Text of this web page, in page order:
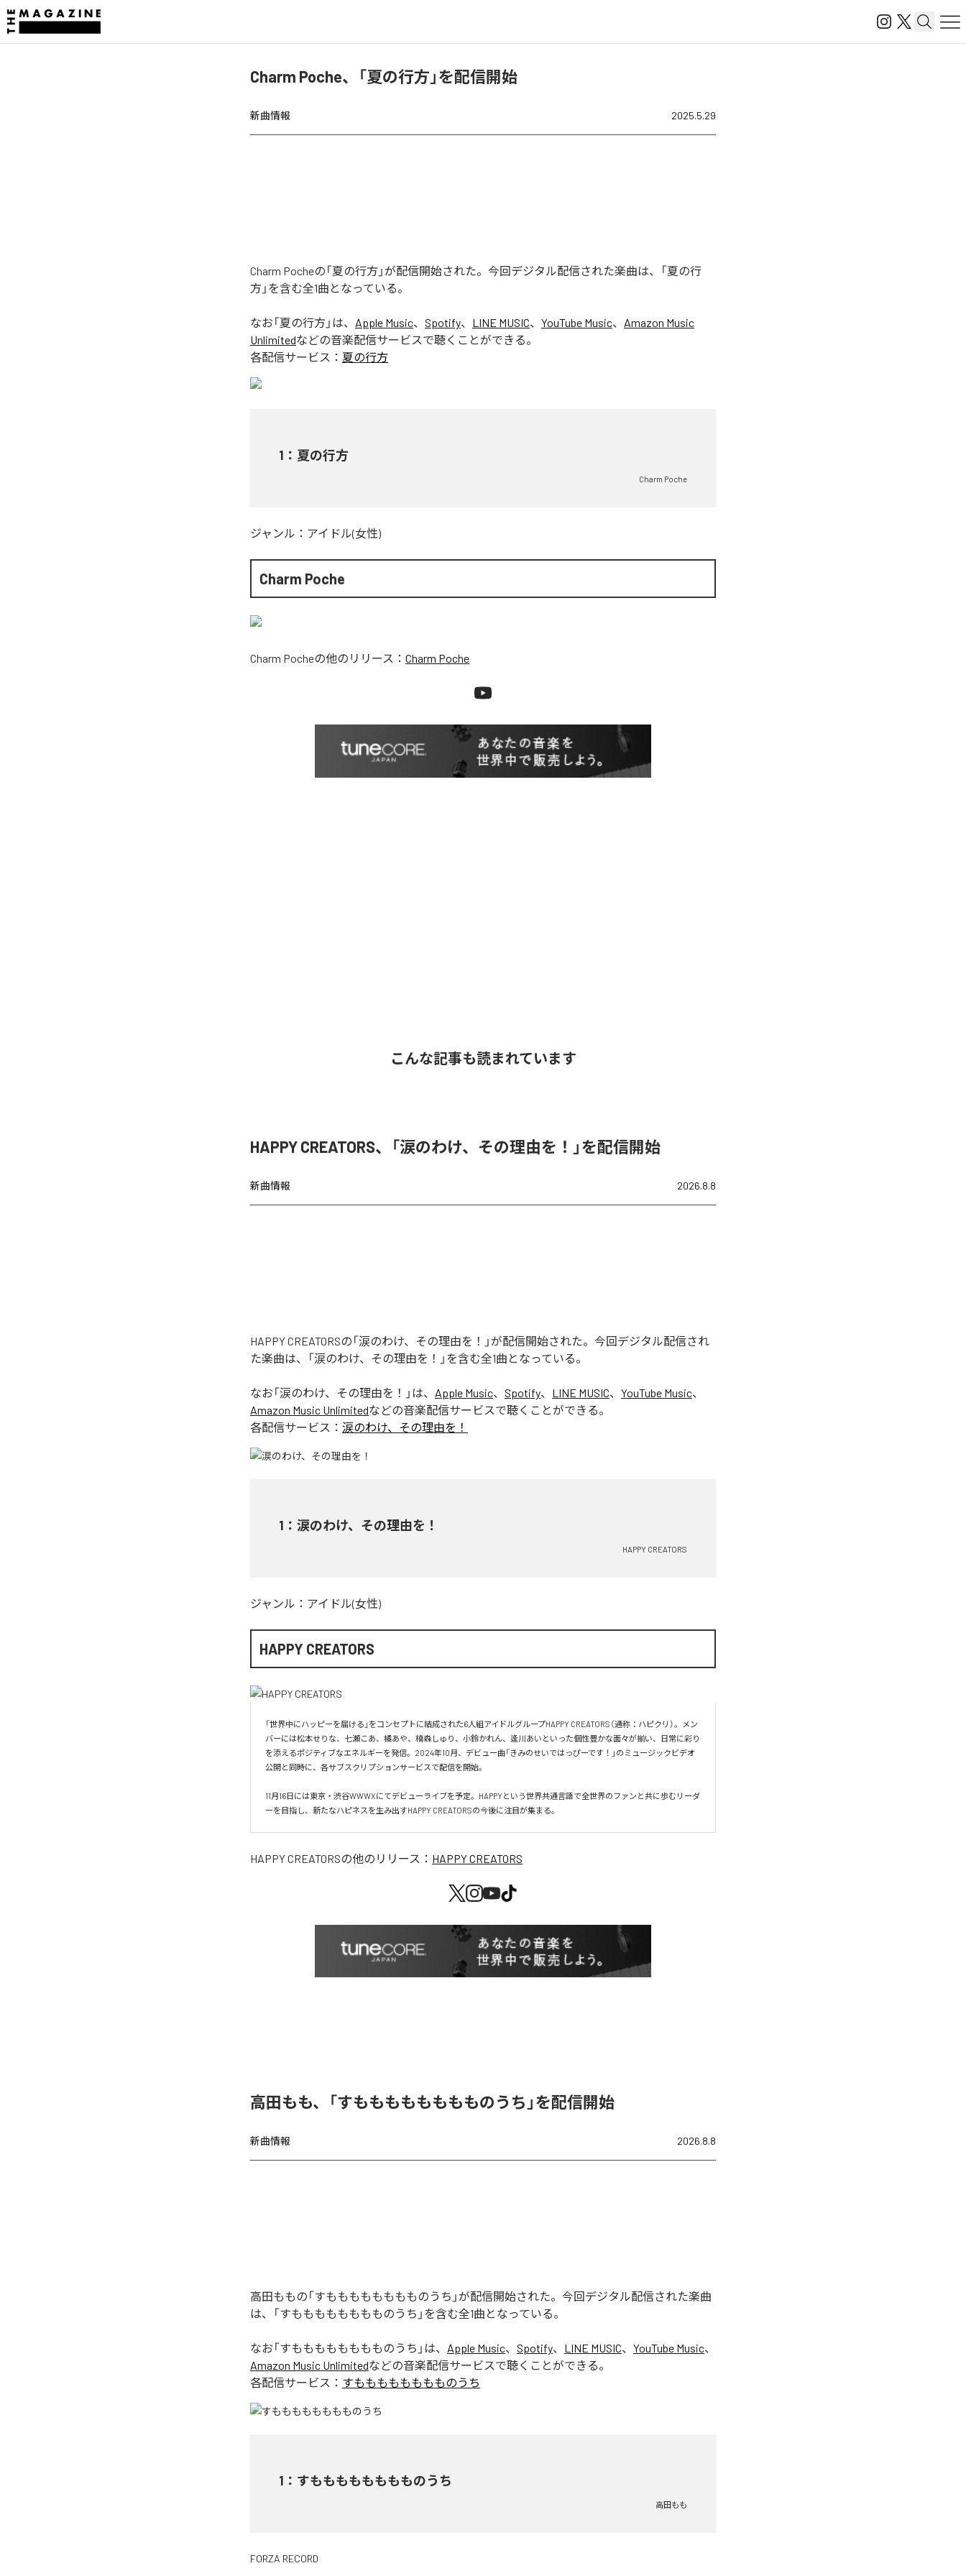
Charm Poche、「夏の行方」を配信開始
新曲情報 2025.5.29
Charm Pocheの「夏の行方」が配信開始された。今回デジタル配信された楽曲は、「夏の行
方」を含む全1曲となっている。
なお「夏の行方 」は、 Apple Music、 Spotify、 LINE MUSIC、 YouTube Music、 Amazon Music
Unlimitedなどの音楽配信サービスで聴くことができる。
各配信サービス： 夏の行方
1 ： 夏の行方
Charm Poche
ジャンル： アイドル(女性)
Charm Poche
Charm Pocheの他のリリース： Charm Poche
こんな記事も読まれています
HAPPY CREATORS、「涙のわけ、その理由を！」を配信開始
新曲情報 2026.8.8
HAPPY CREATORSの「涙のわけ、その理由を！」が配信開始された。今回デジタル配信され
た楽曲は、「涙のわけ、その理由を！」を含む全1曲となっている。
なお「涙のわけ、その理由を！ 」は、 Apple Music、 Spotify、 LINE MUSIC、 YouTube Music、
Amazon Music Unlimitedなどの音楽配信サービスで聴くことができる。
各配信サービス： 涙のわけ、その理由を！
1 ： 涙のわけ、その理由を！
HAPPY CREATORS
ジャンル： アイドル(女性)
HAPPY CREATORS
「世界中にハッピーを届ける」をコンセプトに結成された6人組アイドルグループHAPPY CREATORS（通称：ハピクリ）。メン
バーには松本せりな、七瀬こあ、橘あや、楠森しゅり、小鈴かれん、逢川あいといった個性豊かな面々が揃い、日常に彩り
を添えるポジティブなエネルギーを発信。2024年10月、デビュー曲「きみのせいではっぴーです！」のミュージックビデオ
公開と同時に、各サブスクリプションサービスで配信を開始。
11月16日には東京・渋谷WWWXにてデビューライブを予定。HAPPYという世界共通言語で全世界のファンと共に歩むリーダ
ーを目指し、新たなハピネスを生み出すHAPPY CREATORSの今後に注目が集まる。
HAPPY CREATORSの他のリリース： HAPPY CREATORS
高田もも、「すもももももももものうち」を配信開始
新曲情報 2026.8.8
高田ももの「すもももももももものうち」が配信開始された。今回デジタル配信された楽曲
は、「すもももももももものうち」を含む全1曲となっている。
なお「すもももももももものうち 」は、 Apple Music、 Spotify、 LINE MUSIC、 YouTube Music、
Amazon Music Unlimitedなどの音楽配信サービスで聴くことができる。
各配信サービス： すもももももももものうち
1 ： すもももももももものうち
高田もも
FORZA RECORD